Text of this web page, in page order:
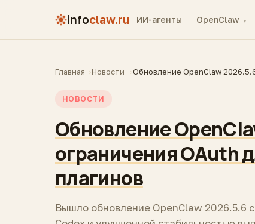
infoclaw.ru ИИ-агенты OpenClaw ▾
Главная Новости Обновление OpenClaw
НОВОСТИ
Обновление
ограничения OAuth
плагинов
Вышло обновление OpenClaw 2026.5.6